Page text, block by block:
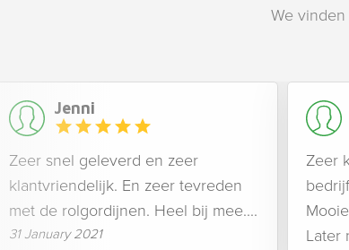
We
Jenni
Zeer snel geleverd en zeer
klantvriendelijk. En zeer tevreden
met de rolgordijnen. Heel bij mee....
31 January 2021
Zeer
Later